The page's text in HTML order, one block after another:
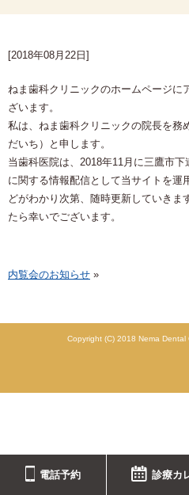
[2018年08月22日]
ねま歯科クリニックのホームページに
ざいます。
私は、ねま歯科クリニックの院長を務
だいち）と申します。
当歯科医院は、2018年11月に三鷹市
に関する情報配信として当サイトを運
どがわかり次第、随時更新していきま
たら幸いでございます。
内覧会のお知らせ »
電話予約 診療カ
Copyright (C) 2018 Nema Dental